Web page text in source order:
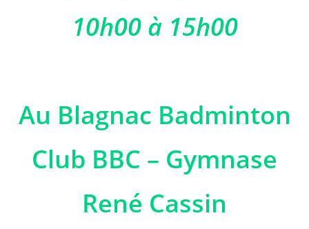
10h00 à 15h00
Au Blagnac Badminton
Club BBC – Gymnase
René Cassin